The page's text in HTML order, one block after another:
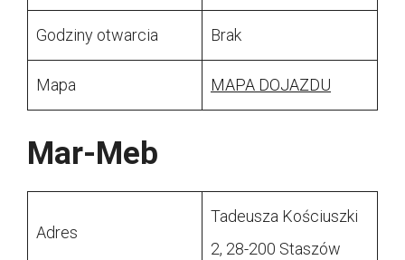
Godziny otwarcia Brak
Mapa MAPA DOJAZDU
Mar-Meb
Adres
Tadeusza Kościuszki
2, 28-200 Staszów